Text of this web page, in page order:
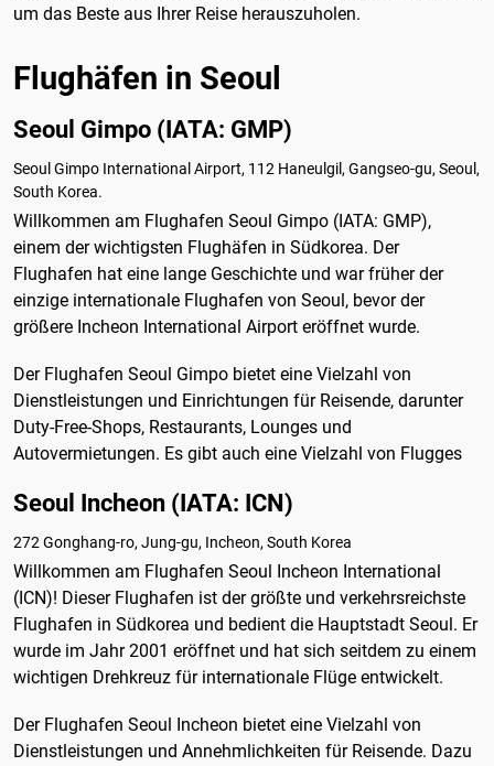
um das Beste aus Ihrer Reise herauszuholen.
Flughäfen in Seoul
Seoul Gimpo (IATA: GMP)
Seoul Gimpo International Airport, 112 Haneulgil, Gangseo-gu, Seoul,
South Korea.
Willkommen am Flughafen Seoul Gimpo (IATA: GMP),
einem der wichtigsten Flughäfen in Südkorea. Der
Flughafen hat eine lange Geschichte und war früher der
einzige internationale Flughafen von Seoul, bevor der
größere Incheon International Airport eröffnet wurde.
Der Flughafen Seoul Gimpo bietet eine Vielzahl von
Dienstleistungen und Einrichtungen für Reisende, darunter
Duty-Free-Shops, Restaurants, Lounges und
Autovermietungen. Es gibt auch eine Vielzahl von Flugges
Seoul Incheon (IATA: ICN)
272 Gonghang-ro, Jung-gu, Incheon, South Korea
Willkommen am Flughafen Seoul Incheon International
(ICN)! Dieser Flughafen ist der größte und verkehrsreichste
Flughafen in Südkorea und bedient die Hauptstadt Seoul. Er
wurde im Jahr 2001 eröffnet und hat sich seitdem zu einem
wichtigen Drehkreuz für internationale Flüge entwickelt.
Der Flughafen Seoul Incheon bietet eine Vielzahl von
Dienstleistungen und Annehmlichkeiten für Reisende. Dazu